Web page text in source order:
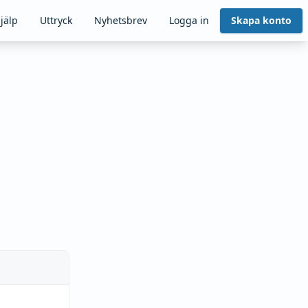
Uttryck Nyhetsbrev Logga in Skapa konto